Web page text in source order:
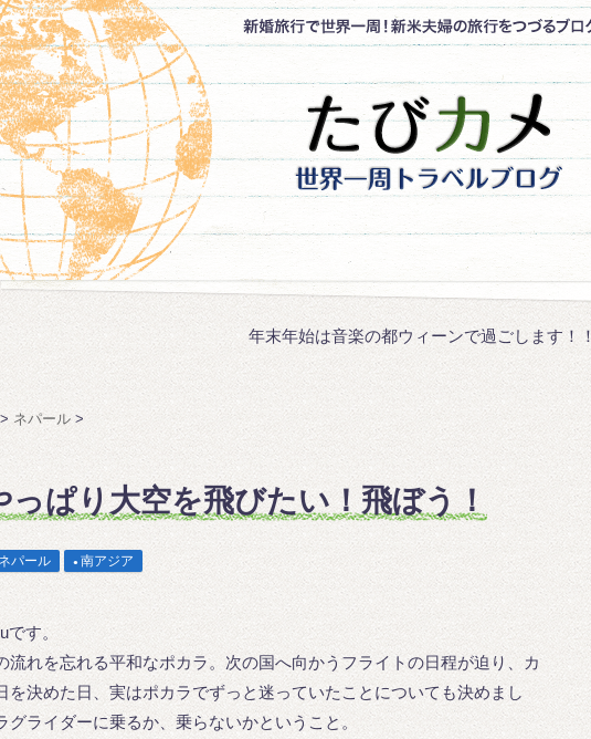
年末年始は音楽の都ウィーンで過ごします！！
> ネパール >
っぱり大空を飛びたい！飛ぼう！
ネパール 南アジア
す。
流れを忘れる平和なポカラ。次の国へ向かうフライトの日程が迫り、カ
を決めた日、実はポカラでずっと迷っていたことについても決めまし
グライダーに乗るか、乗らないかということ。